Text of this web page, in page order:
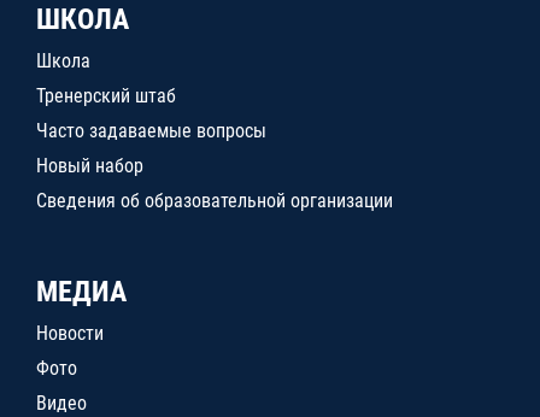
ШКОЛА
Школа
Тренерский штаб
Часто задаваемые вопросы
Новый набор
Сведения об образовательной организации
МЕДИА
Новости
Фото
Видео